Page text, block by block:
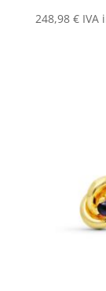
248,98 € IVA